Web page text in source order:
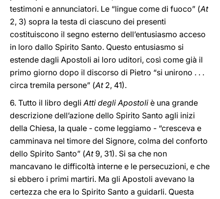
testimoni e annunciatori. Le “lingue come di fuoco” (At
2, 3) sopra la testa di ciascuno dei presenti
costituiscono il segno esterno dell’entusiasmo acceso
in loro dallo Spirito Santo. Questo entusiasmo si
estende dagli Apostoli ai loro uditori, così come già il
primo giorno dopo il discorso di Pietro “si unirono . . .
circa tremila persone” (At2, 41).
6. Tutto il libro degliAtti degli Apostoli è una grande
descrizione dell’azione dello Spirito Santo agli inizi
della Chiesa, la quale - come leggiamo - “cresceva e
camminava nel timore del Signore, colma del conforto
dello Spirito Santo” (At9, 31). Si sa che non
mancavano le difficoltà interne e le persecuzioni, e che
si ebbero i primi martiri. Ma gli Apostoli avevano la
certezza che era lo Spirito Santo a guidarli. Questa